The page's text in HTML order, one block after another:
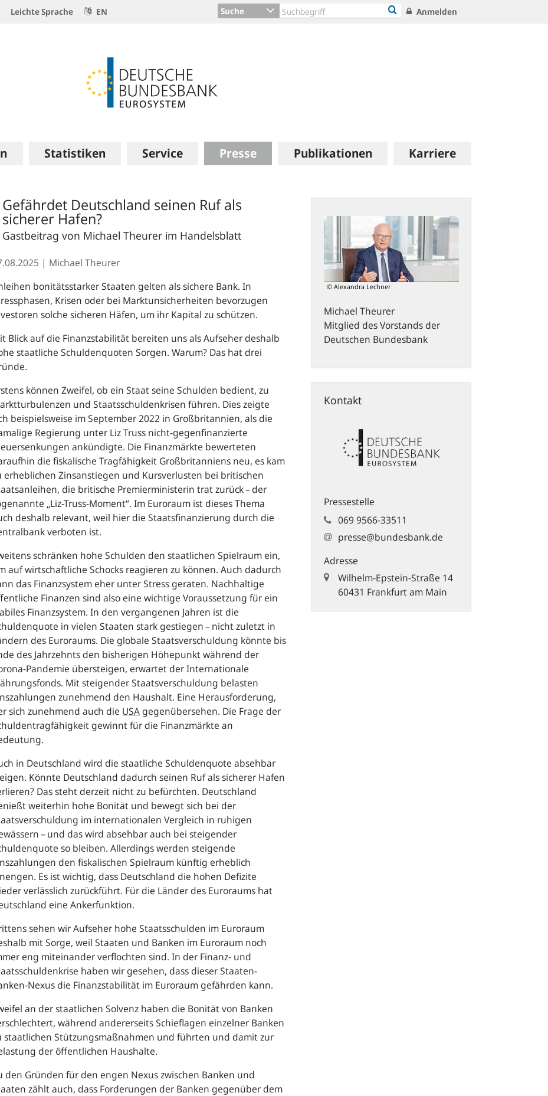
Leichte Sprache EN Suche Anmelden
Statistiken Service Presse Publikationen Karriere
Gefährdet Deutschland seinen Ruf als
sicherer Hafen?
Gastbeitrag von Michael Theurer im Handelsblatt
Michael Theurer
bonitätsstarker Staaten gelten als sichere Bank. In
Krisen oder bei Marktunsicherheiten bevorzugen
solche sicheren Häfen, um ihr Kapital zu schützen.
Blick auf die Finanzstabilität bereiten uns als Aufseher deshalb
staatliche Schuldenquoten Sorgen. Warum? Das hat drei
können Zweifel, ob ein Staat seine Schulden bedient, zu
und Staatsschuldenkrisen führen. Dies zeigte
beispielsweise im September 2022 in Großbritannien, als die
Regierung unter Liz Truss nicht-gegenfinanzierte
ankündigte. Die Finanzmärkte bewerteten
die fiskalische Tragfähigkeit Großbritanniens neu, es kam
erheblichen Zinsanstiegen und Kursverlusten bei britischen
die britische Premierministerin trat zurück – der
„Liz-Truss-Moment“. Im Euroraum ist dieses Thema
deshalb relevant, weil hier die Staatsfinanzierung durch die
verboten ist.
schränken hohe Schulden den staatlichen Spielraum ein,
auf wirtschaftliche Schocks reagieren zu können. Auch dadurch
das Finanzsystem eher unter Stress geraten. Nachhaltige
Finanzen sind also eine wichtige Voraussetzung für ein
Finanzsystem. In den vergangenen Jahren ist die
in vielen Staaten stark gestiegen – nicht zuletzt in
des Euroraums. Die globale Staatsverschuldung könnte bis
des Jahrzehnts den bisherigen Höhepunkt während der
Pandemie übersteigen, erwartet der Internationale
Mit steigender Staatsverschuldung belasten
zunehmend den Haushalt. Eine Herausforderung,
sich zunehmend auch die USA gegenübersehen. Die Frage der
gewinnt für die Finanzmärkte an
in Deutschland wird die staatliche Schuldenquote absehbar
Könnte Deutschland dadurch seinen Ruf als sicherer Hafen
Das steht derzeit nicht zu befürchten. Deutschland
weiterhin hohe Bonität und bewegt sich bei der
im internationalen Vergleich in ruhigen
– und das wird absehbar auch bei steigender
so bleiben. Allerdings werden steigende
den fiskalischen Spielraum künftig erheblich
Es ist wichtig, dass Deutschland die hohen Defizite
verlässlich zurückführt. Für die Länder des Euroraums hat
eine Ankerfunktion.
sehen wir Aufseher hohe Staatsschulden im Euroraum
mit Sorge, weil Staaten und Banken im Euroraum noch
eng miteinander verflochten sind. In der Finanz- und
haben wir gesehen, dass dieser Staaten-
Nexus die Finanzstabilität im Euroraum gefährden kann.
an der staatlichen Solvenz haben die Bonität von Banken
während andererseits Schieflagen einzelner Banken
staatlichen Stützungsmaßnahmen und führten und damit zur
der öffentlichen Haushalte.
den Gründen für den engen Nexus zwischen Banken und
zählt auch, dass Forderungen der Banken gegenüber dem
© Alexandra Lechner
Michael Theurer
Mitglied des Vorstands der
Deutschen Bundesbank
Kontakt
Pressestelle
069 9566-33511
presse@bundesbank.de
Adresse
Wilhelm-Epstein-Straße 14
60431 Frankfurt am Main